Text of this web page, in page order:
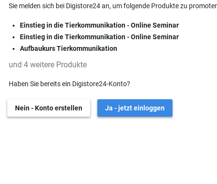
Sie melden sich bei Digistore24 an, um folgende Produkte zu
Einstieg in die Tierkommunikation - Online Seminar
Einstieg in die Tierkommunikation - Online Seminar
Aufbaukurs Tierkommunikation
und 4 weitere Produkte
Haben Sie bereits ein Digistore24-Konto?
Nein - Konto erstellen Ja - jetzt einloggen